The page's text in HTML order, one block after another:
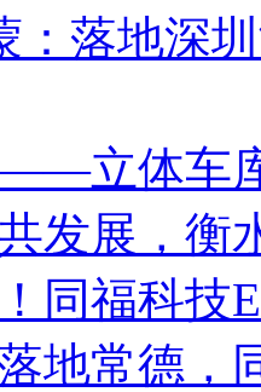
：落地深
立体车
发展，衡
同福科技
地常德，